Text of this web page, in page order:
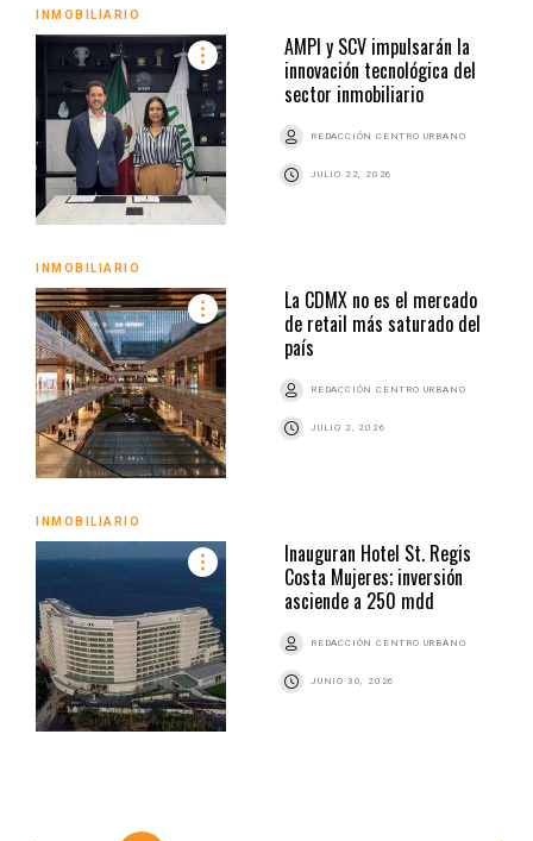
INMOBILIARIO
AMPI y SCV impulsarán la
innovación tecnológica del
sector inmobiliario
REDACCIÓN CENTRO URBANO
JULIO 22, 2026
INMOBILIARIO
La CDMX no es el mercado
de retail más saturado del
país
REDACCIÓN CENTRO URBANO
JULIO 2, 2026
INMOBILIARIO
Inauguran Hotel St. Regis
Costa Mujeres; inversión
asciende a 250 mdd
REDACCIÓN CENTRO URBANO
JUNIO 30, 2026